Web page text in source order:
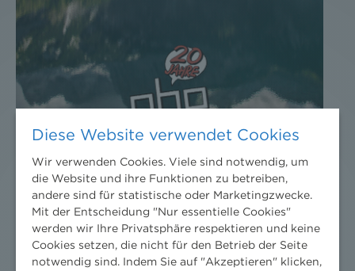
DER NEWS ALERT JUNI 2026 IST DA!
18. Juni 2026
Jetzt die neuesten Rechts-Updates holen.
Diese Website verwendet Cookies
Wir verwenden Cookies. Viele sind notwendig, um
die Website und ihre Funktionen zu betreiben,
andere sind für statistische oder Marketingzwecke.
Mit der Entscheidung "Nur essentielle Cookies"
werden wir Ihre Privatsphäre respektieren und keine
Cookies setzen, die nicht für den Betrieb der Seite
notwendig sind. Indem Sie auf "Akzeptieren" klicken,